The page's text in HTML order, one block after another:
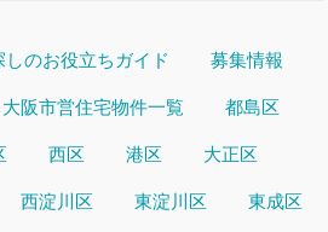
しのお役立ちガイド 募集情報
大阪市営住宅物件一覧 都島区
西区 港区 大正区
西淀川区 東淀川区 東成区